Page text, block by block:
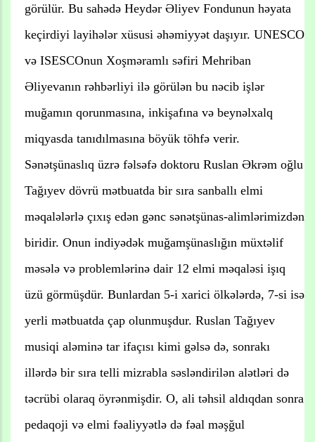
görülür. Bu sahədə Heydər Əliyev Fondunun həyata
keçirdiyi layihələr xüsusi əhəmiyyət daşıyır. UNESCO
və ISESCOnun Xoşməramlı səfiri Mehriban
Əliyevanın rəhbərliyi ilə görülən bu nəcib işlər
muğamın qorunmasına, inkişafına və beynəlxalq
miqyasda tanıdılmasına böyük töhfə verir.
Sənətşünaslıq üzrə fəlsəfə doktoru Ruslan Əkrəm oğlu
Tağıyev dövrü mətbuatda bir sıra sanballı elmi
məqalələrlə çıxış edən gənc sənətşünas-alimlərimizdən
biridir. Onun indiyədək muğamşünaslığın müxtəlif
məsələ və problemlərinə dair 12 elmi məqaləsi işıq
üzü görmüşdür. Bunlardan 5-i xarici ölkələrdə, 7-si isə
yerli mətbuatda çap olunmuşdur. Ruslan Tağıyev
musiqi aləminə tar ifaçısı kimi gəlsə də, sonrakı
illərdə bir sıra telli mizrabla səsləndirilən alətləri də
təcrübi olaraq öyrənmişdir. O, ali təhsil aldıqdan sonra
pedaqoji və elmi fəaliyyətlə də fəal məşğul